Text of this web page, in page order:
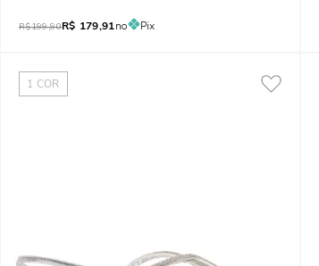
R$199,90R$ 179,91no Pix
1 COR